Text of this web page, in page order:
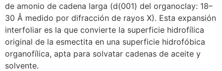
de amonio de cadena larga (d(001) del organoclay: 18–
30 Å medido por difracción de rayos X). Esta expansión
interfoliar es la que convierte la superficie hidrofílica
original de la esmectita en una superficie hidrofóbica
organofílica, apta para solvatar cadenas de aceite y
solvente.